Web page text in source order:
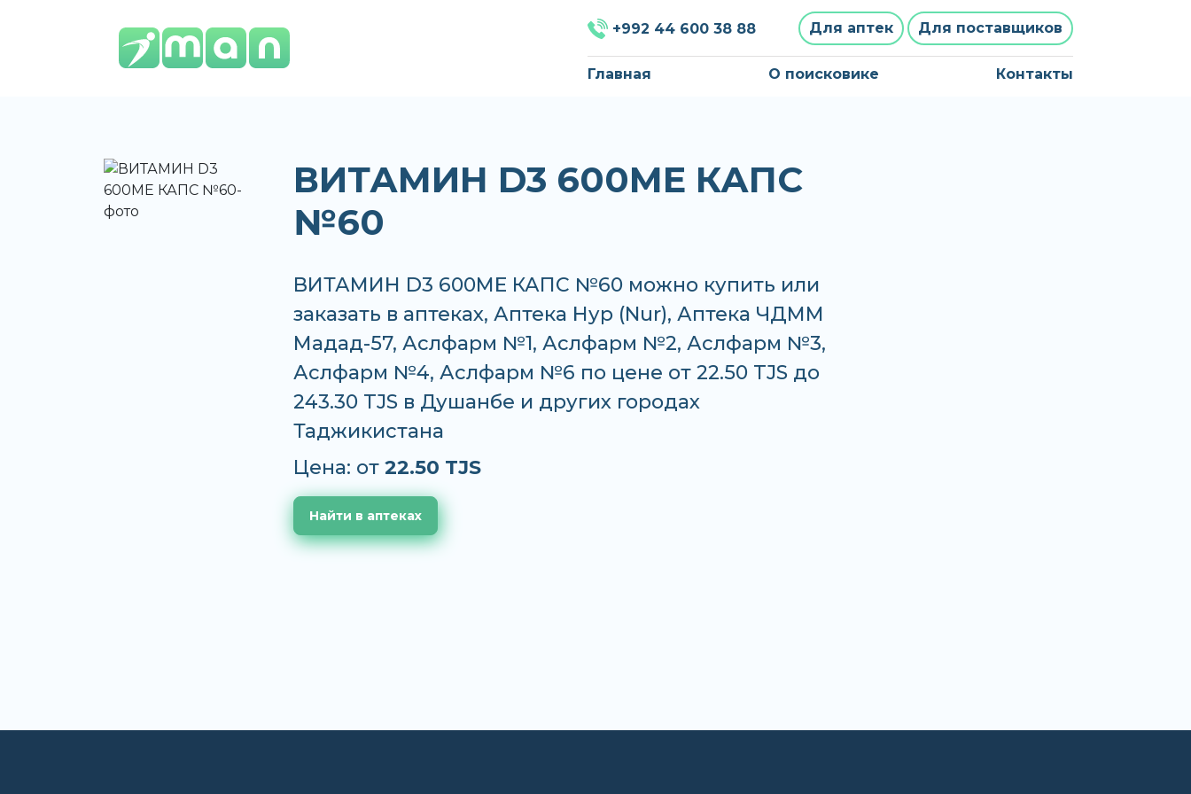
+992 44 600 38 88 Для аптек Для поставщиков
Главная О поисковике Контакты
ВИТАМИН D3 600МЕ КАПС
№60
ВИТАМИН D3 600МЕ КАПС №60 можно купить или
заказать в аптеках, Аптека Нур (Nur), Аптека ЧДММ
Мадад-57, Аслфарм №1, Аслфарм №2, Аслфарм №3,
Аслфарм №4, Аслфарм №6 по цене от 22.50 TJS до
243.30 TJS в Душанбе и других городах
Таджикистана
Цена: от 22.50 TJS
Найти в аптеках